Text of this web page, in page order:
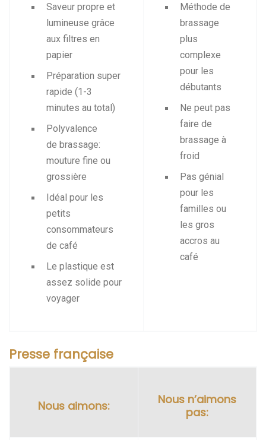
Saveur propre et
lumineuse grâce
aux filtres en
papier
Préparation super
rapide (1-3
minutes au total)
Polyvalence
de brassage:
mouture fine ou
grossière
Idéal pour les
petits
consommateurs
de café
Le plastique est
assez solide pour
voyager
Méthode de
brassage
plus
complexe
pour les
débutants
Ne peut pas
faire de
brassage à
froid
Pas génial
pour les
familles ou
les gros
accros au
café
Presse française
Nous aimons:
Nous n’aimons
pas: